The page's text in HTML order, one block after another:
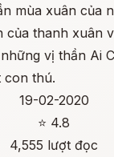
mùa xuân của
của thanh xuân
vị thần Ai
con thú.
19-02-2020
⭐ 4.8
4,555 lượt đọc